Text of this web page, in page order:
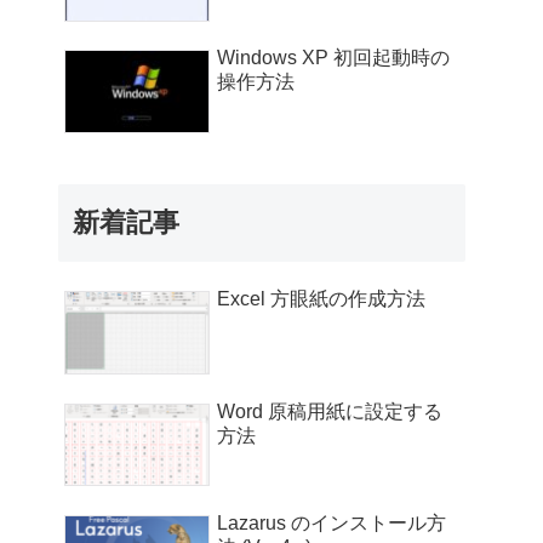
Windows XP 初回起動時の
操作方法
新着記事
Excel 方眼紙の作成方法
Word 原稿用紙に設定する
方法
Lazarus のインストール方